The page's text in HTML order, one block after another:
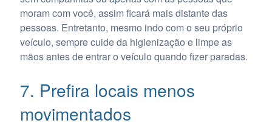
moram com você, assim ficará mais distante das
pessoas. Entretanto, mesmo indo com o seu próprio
veículo, sempre cuide da higienização e limpe as
mãos antes de entrar o veículo quando fizer paradas.
7. Prefira locais menos
movimentados